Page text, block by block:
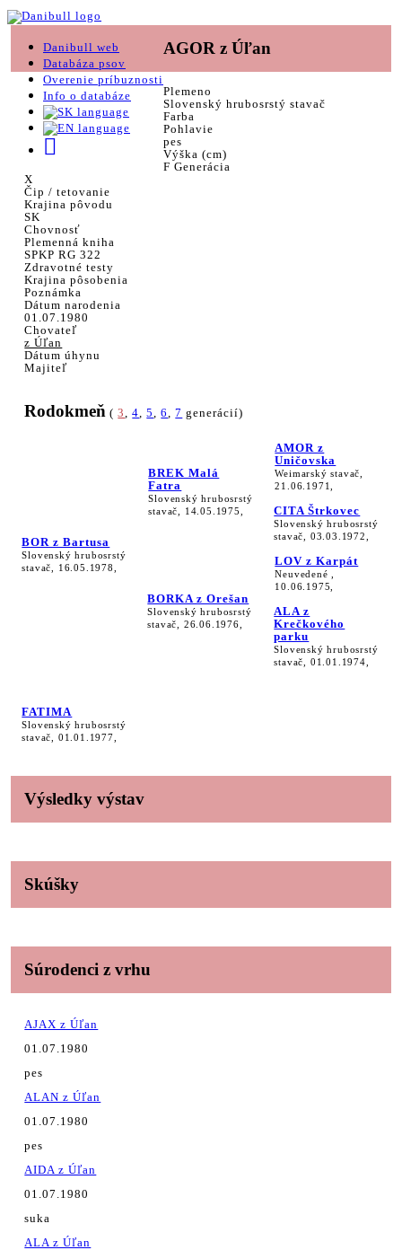
Danibull web
Databáza psov
Overenie príbuznosti
Info o databáze
AGOR z Úľan
Plemeno
Slovenský hrubosrstý stavač
Farba
Pohlavie
pes
Výška (cm)
F Generácia
X
Čip / tetovanie
Krajina pôvodu
SK
Chovnosť
Plemenná kniha
SPKP RG 322
Zdravotné testy
Krajina pôsobenia
Poznámka
Dátum narodenia
01.07.1980
Chovateľ
z Úľan
Dátum úhynu
Majiteľ
Rodokmeň (3,4,5,6,7 generácií)
BOR z Bartusa
Slovenský hrubosrstý
stavač, 16.05.1978,
BREK Malá
Fatra
Slovenský hrubosrstý
stavač, 14.05.1975,
AMOR z
Uničovska
Weimarský stavač,
21.06.1971,
CITA Štrkovec
Slovenský hrubosrstý
stavač, 03.03.1972,
BORKA z Orešan
Slovenský hrubosrstý
stavač, 26.06.1976,
LOV z Karpát
Neuvedené ,
10.06.1975,
ALA z
Krečkového
parku
Slovenský hrubosrstý
stavač, 01.01.1974,
FATIMA
Slovenský hrubosrstý
stavač, 01.01.1977,
Výsledky výstav
Skúšky
Súrodenci z vrhu
AJAX z Úľan
01.07.1980
pes
ALAN z Úľan
01.07.1980
pes
AIDA z Úľan
01.07.1980
suka
ALA z Úľan